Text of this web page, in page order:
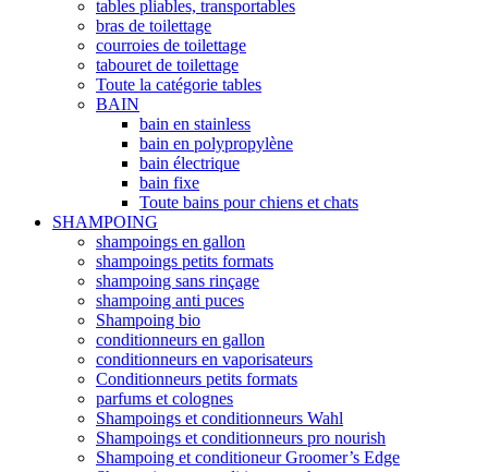
tables pliables, transportables
bras de toilettage
courroies de toilettage
tabouret de toilettage
Toute la catégorie tables
BAIN
bain en stainless
bain en polypropylène
bain électrique
bain fixe
Toute bains pour chiens et chats
SHAMPOING
shampoings en gallon
shampoings petits formats
shampoing sans rinçage
shampoing anti puces
Shampoing bio
conditionneurs en gallon
conditionneurs en vaporisateurs
Conditionneurs petits formats
parfums et colognes
Shampoings et conditionneurs Wahl
Shampoings et conditionneurs pro nourish
Shampoing et conditioneur Groomer’s Edge